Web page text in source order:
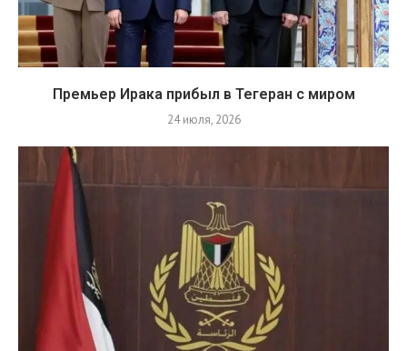
Премьер Ирака прибыл в Тегеран с миром
24 июля, 2026